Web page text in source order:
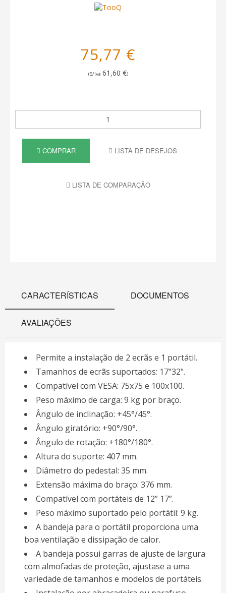
75,77 €
(S/Iva 61,60 €)
COMPRAR LISTA DE DESEJOS
LISTA DE COMPARAÇÃO
CARACTERÍSTICAS DOCUMENTOS
AVALIAÇÕES
Permite a instalação de 2 ecrãs e 1 portátil.
Tamanhos de ecrãs suportados: 17"32".
Compatível com VESA: 75x75 e 100x100.
Peso máximo de carga: 9 kg por braço.
Ângulo de inclinação: +45°/45°.
Ângulo giratório: +90°/90°.
Ângulo de rotação: +180°/180°.
Altura do suporte: 407 mm.
Diâmetro do pedestal: 35 mm.
Extensão máxima do braço: 376 mm.
Compatível com portáteis de 12” 17”.
Peso máximo suportado pelo portátil: 9 kg.
A bandeja para o portátil proporciona uma
boa ventilação e dissipação de calor.
A bandeja possui garras de ajuste de largura
com almofadas de proteção, ajustase a uma
variedade de tamanhos e modelos de portáteis.